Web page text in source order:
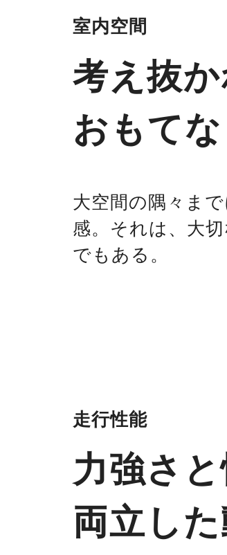
室内空間
考え抜か
おもてな
大空間の隅々ま
感。それは、大
でもある。
走行性能
力強さ
両立し